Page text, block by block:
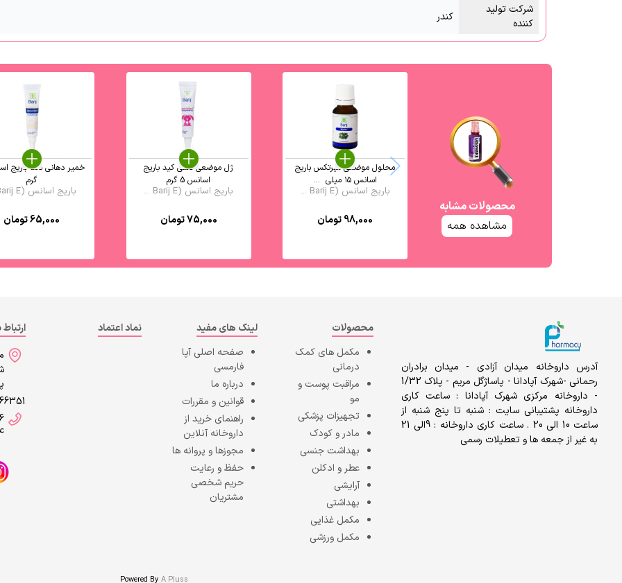
شرکت تولید
کننده
کندر
محصولات مشابه
مشاهده همه
محلول موضعی میرتکس باریج
اسانس ۱۵ میلی ‎ ...
باریج اسانس (Barij E ...
98,000تومان
ژل موضعی دنتی کید باریج
اسانس 5 گرم
باریج اسانس (Barij E ...
75,000تومان
گرم
باریج اسانس (Barij E ...
65,000تومان
آدرس داروخانه میدان آزادی - میدان برادران
رحمانی -شهرک آپادانا - پاساژگل مریم - پلاک 1/32
- داروخانه مرکزی شهرک آپادانا : ساعت کاری
داروخانه پشتیبانی سایت : شنبه تا پنج شنبه از
ساعت 10 الی 20 . ساعت کاری داروخانه : 9الی 21
به غیر از جمعه ها و تعطیلات رسمی
محصولات
مکمل های کمک
درمانی
مراقبت پوست و
مو
تجهیزات پزشکی
مادر و کودک
بهداشت جنسی
عطر و ادکلن
آرایشی
بهداشتی
مکمل غذایی
مکمل ورزشی
لینک های مفید
صفحه اصلیآپا
فارمسی
درباره ما
قوانین و مقررات
راهنمای خرید از
داروخانه آنلاین
مجوزها و پروانه ها
حفظ و رعایت
حریم شخصی
مشتریان
نماد اعتماد
ارتباط
A Pluss
Powered By